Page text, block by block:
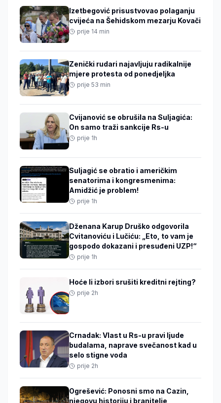
Izetbegović prisustvovao polaganju
cvijeća na Šehidskom mezarju Kovači
prije 14 min
Zenički rudari najavljuju radikalnije
mjere protesta od ponedjeljka
prije 53 min
Cvijanović se obrušila na Suljagića:
On samo traži sankcije Rs-u
prije 1h
Suljagić se obratio i američkim
senatorima i kongresmenima:
Amidžić je problem!
prije 1h
Dženana Karup Druško odgovorila
Cvitanoviću i Lučiću: „Eto, to vam je
gospodo dokazani i presuđeni UZP!“
prije 1h
Hoće li izbori srušiti kreditni rejting?
prije 2h
Crnadak: Vlast u Rs-u pravi ljude
budalama, naprave svečanost kad u
selo stigne voda
prije 2h
Ogrešević: Ponosni smo na Cazin,
njegovu historiju i branitelje